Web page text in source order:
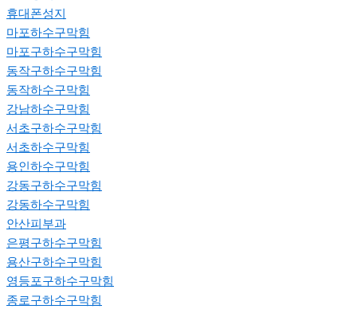
휴대폰성지
마포하수구막힘
마포구하수구막힘
동작구하수구막힘
동작하수구막힘
강남하수구막힘
서초구하수구막힘
서초하수구막힘
용인하수구막힘
강동구하수구막힘
강동하수구막힘
안산피부과
은평구하수구막힘
용산구하수구막힘
영등포구하수구막힘
종로구하수구막힘